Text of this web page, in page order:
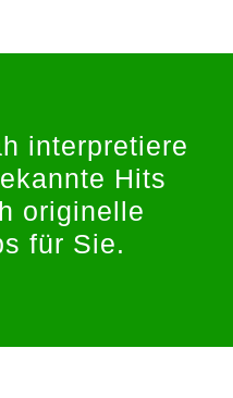
interpretiere
Hits
originelle
für Sie.